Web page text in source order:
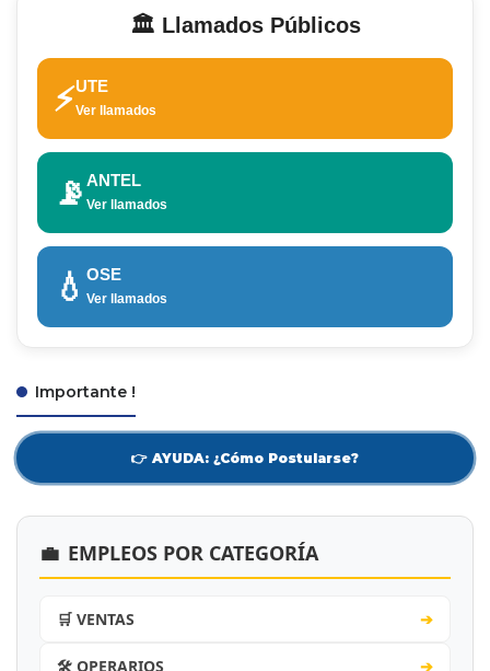
🏛️ Llamados Públicos
⚡UTE
Ver llamados
📡 ANTEL
Ver llamados
💧 OSE
Ver llamados
Importante !
👉 AYUDA: ¿Cómo Postularse?
💼 EMPLEOS POR CATEGORÍA
🛒 VENTAS ➔
🛠️ OPERARIOS ➔